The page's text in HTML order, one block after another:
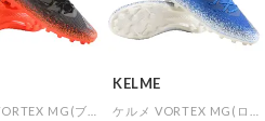
KELME